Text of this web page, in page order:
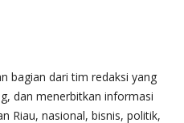
bagian dari tim redaksi yang
dan menerbitkan informasi
Riau, nasional, bisnis, politik,